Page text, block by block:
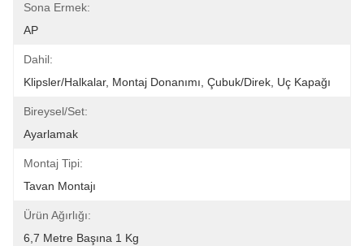
Sona Ermek:
AP
Dahil:
Klipsler/Halkalar, Montaj Donanımı, Çubuk/direk, Uç Kapağı
Bireysel/Set:
Ayarlamak
Montaj Tipi:
Tavan Montajı
Ürün Ağırlığı:
6,7 Metre Başına 1 Kg